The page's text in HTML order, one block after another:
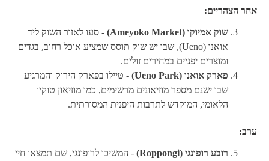
אחר הצהריים:
שוק אמיוקו (Ameyoko Market)
- סעו לאזור השוק ליד
אואנו (Ueno), שבו יש שוק תוסס שמציע אוכל רחוב, בגדים
ומוצרים יפניים במחירים זולים.
פארק אואנו (Ueno Park)
- טיילו בפארק הירוק והמרגיע
שבו ישנם מספר מוזיאונים מרשימים, כמו מוזיאון טוקיו
הלאומי, המוקדש לתרבות היפנית המסורתית.
ערב:
רובע רופונגי (Roppongi)
- המשיכו לרופונגי, שם תמצאו חיי